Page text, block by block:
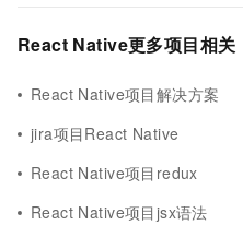
React Native更多项目相关
React Native项目解决方案
jira项目React Native
React Native项目redux
React Native项目jsx语法